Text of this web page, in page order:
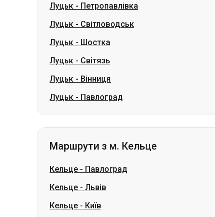
Луцьк-Світязь
Луцьк-Вінниця
Луцьк-Павлоград
Маршрути з м. Кельце
Кельце-Павлоград
Кельце-Київ
Кельце-Чернівці
Кельце-Вінниця
Кельце-Хмельницький